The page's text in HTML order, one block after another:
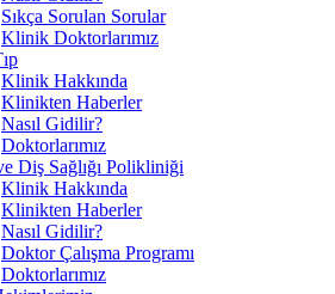
Sıkça Sorulan Sorular
Klinik Doktorlarımız
Klinik Hakkında
Klinikten Haberler
Nasıl Gidilir?
Doktorlarımız
Diş Sağlığı Polikliniği
Klinik Hakkında
Klinikten Haberler
Nasıl Gidilir?
Doktor Çalışma Programı
Doktorlarımız